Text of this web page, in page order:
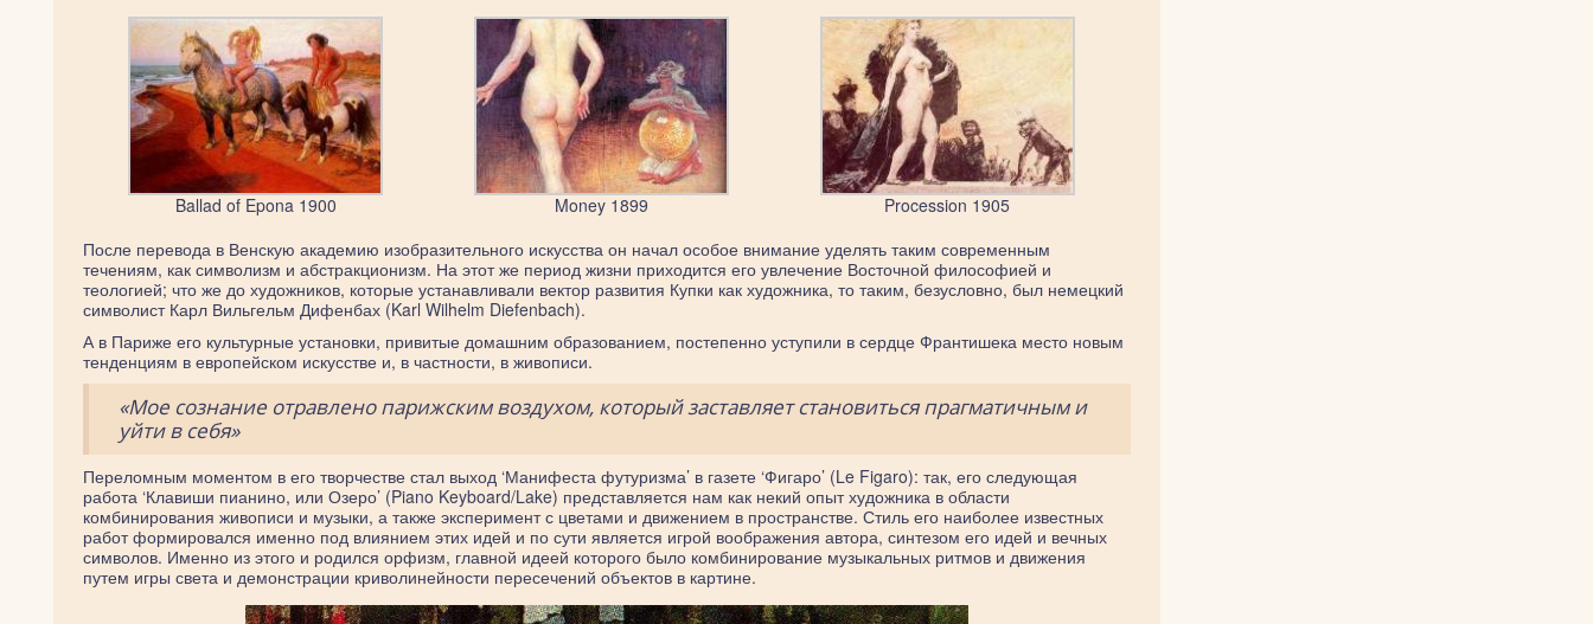
Ballad of Epona 1900 Money 1899
Procession 1905
После перевода в Венскую академию изобразительного искусства он начал особое внимание уделять таким современным
течениям, как символизм и абстракционизм. На этот же период жизни приходится его увлечение Восточной философией и
теологией; что же до художников, которые устанавливали вектор развития Купки как художника, то таким, безусловно, был немецкий
символист Карл Вильгельм Дифенбах (Karl Wilhelm Diefenbach).
А в Париже его культурные установки, привитые домашним образованием, постепенно уступили в сердце Франтишека место новым
тенденциям в европейском искусстве и, в частности, в живописи.
«Мое сознание отравлено парижским воздухом, который заставляет становиться прагматичным и
уйти в себя»
Переломным моментом в его творчестве стал выход ‘Манифеста футуризма’ в газете ‘Фигаро’ (Le Figaro): так, его следующая
работа ‘Клавиши пианино, или Озеро’ (Piano Keyboard/Lake) представляется нам как некий опыт художника в области
комбинирования живописи и музыки, а также эксперимент с цветами и движением в пространстве. Стиль его наиболее известных
работ формировался именно под влиянием этих идей и по сути является игрой воображения автора, синтезом его идей и вечных
символов. Именно из этого и родился орфизм, главной идеей которого было комбинирование музыкальных ритмов и движения
путем игры света и демонстрации криволинейности пересечений объектов в картине.